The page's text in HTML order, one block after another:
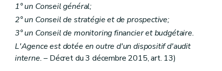
Art. 125
Art. 126
Section 3
Programmation et subventionnement
Art. 127
Art. 128
Art. 129
Observatoire du crédit et de l'endettement
1° un Conseil général;
2° un Conseil de stratégie et de prospective;
3° un Conseil de monitoring financier et budgétaire.
L'Agence est dotée en outre d'un dispositif d'audit
interne.– Décret du 3 décembre 2015, art. 13)